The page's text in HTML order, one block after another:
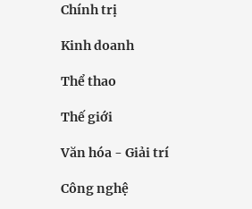
Chính trị
Kinh doanh
Thể thao
Thế giới
Văn hóa - Giải trí
Công nghệ